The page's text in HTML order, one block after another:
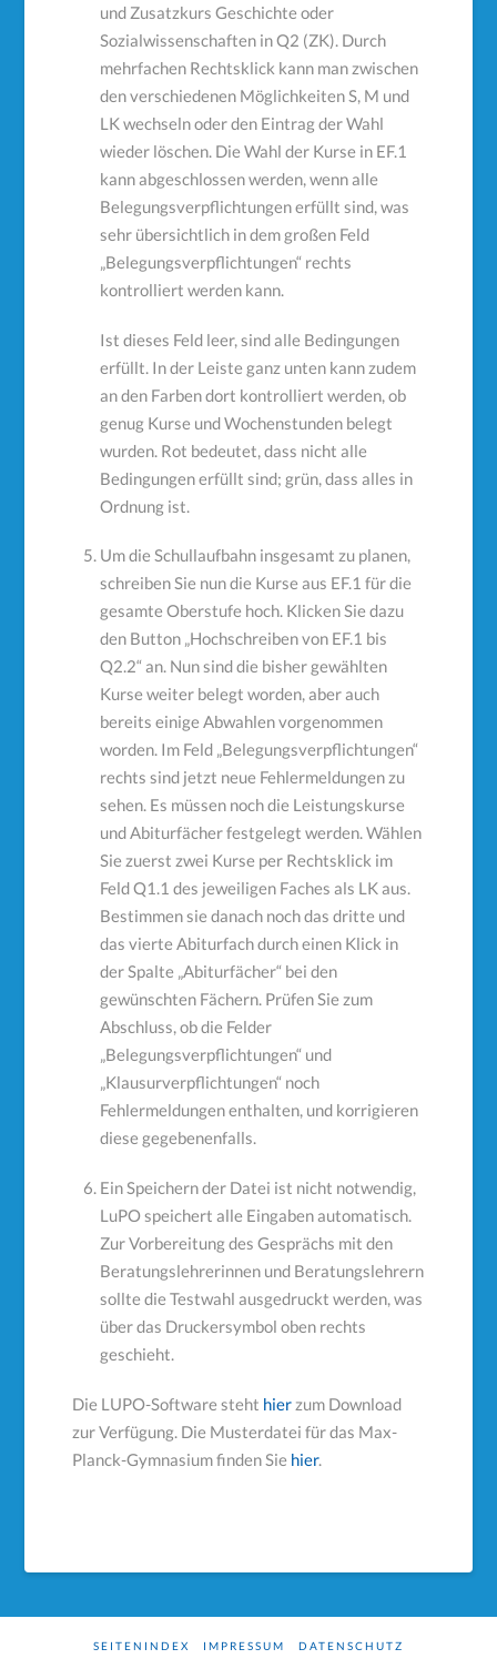
und Zusatzkurs Geschichte oder
Sozialwissenschaften in Q2 (ZK). Durch
mehrfachen Rechtsklick kann man zwischen
den verschiedenen Möglichkeiten S, M und
LK wechseln oder den Eintrag der Wahl
wieder löschen. Die Wahl der Kurse in EF.1
kann abgeschlossen werden, wenn alle
Belegungsverpflichtungen erfüllt sind, was
sehr übersichtlich in dem großen Feld
„Belegungsverpflichtungen“ rechts
kontrolliert werden kann.
Ist dieses Feld leer, sind alle Bedingungen
erfüllt. In der Leiste ganz unten kann zudem
an den Farben dort kontrolliert werden, ob
genug Kurse und Wochenstunden belegt
wurden. Rot bedeutet, dass nicht alle
Bedingungen erfüllt sind; grün, dass alles in
Ordnung ist.
Um die Schullaufbahn insgesamt zu planen,
schreiben Sie nun die Kurse aus EF.1 für die
gesamte Oberstufe hoch. Klicken Sie dazu
den Button „Hochschreiben von EF.1 bis
Q2.2“ an. Nun sind die bisher gewählten
Kurse weiter belegt worden, aber auch
bereits einige Abwahlen vorgenommen
worden. Im Feld „Belegungsverpflichtungen“
rechts sind jetzt neue Fehlermeldungen zu
sehen. Es müssen noch die Leistungskurse
und Abiturfächer festgelegt werden. Wählen
Sie zuerst zwei Kurse per Rechtsklick im
Feld Q1.1 des jeweiligen Faches als LK aus.
Bestimmen sie danach noch das dritte und
das vierte Abiturfach durch einen Klick in
der Spalte „Abiturfächer“ bei den
gewünschten Fächern. Prüfen Sie zum
Abschluss, ob die Felder
„Belegungsverpflichtungen“ und
„Klausurverpflichtungen“ noch
Fehlermeldungen enthalten, und korrigieren
diese gegebenenfalls.
Ein Speichern der Datei ist nicht notwendig,
LuPO speichert alle Eingaben automatisch.
Zur Vorbereitung des Gesprächs mit den
Beratungslehrerinnen und Beratungslehrern
sollte die Testwahl ausgedruckt werden, was
über das Druckersymbol oben rechts
geschieht.
Die LUPO-Software steht hier zum Download
zur Verfügung. Die Musterdatei für das Max-
Planck-Gymnasium finden Sie hier.
SEITENINDEX IMPRESSUM DATENSCHUTZ